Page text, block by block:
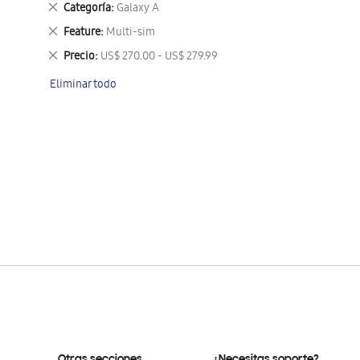
Categoría Galaxy A
Eliminar
este
artículo
Feature Multi-sim
Eliminar
este
artículo
Precio US$ 270.00 - US$ 279.99
Eliminar
artículo
Eliminar todo